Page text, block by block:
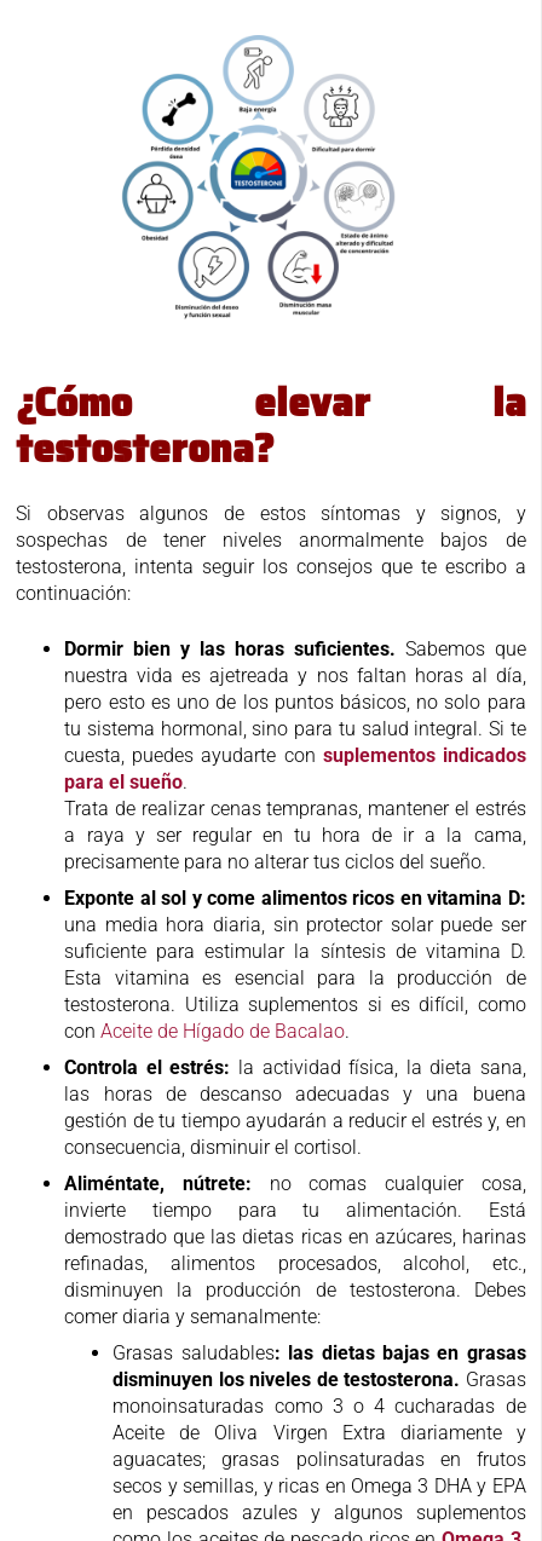
¿Cómo elevar la
testosterona?
Si observas algunos de estos síntomas y signos, y
sospechas de tener niveles anormalmente bajos de
testosterona, intenta seguir los consejos que te escribo a
continuación:
Dormir bien y las horas suficientes. Sabemos que
nuestra vida es ajetreada y nos faltan horas al día,
pero esto es uno de los puntos básicos, no solo para
tu sistema hormonal, sino para tu salud integral. Si te
cuesta, puedes ayudarte con suplementos indicados
para el sueño.
Trata de realizar cenas tempranas, mantener el estrés
a raya y ser regular en tu hora de ir a la cama,
precisamente para no alterar tus ciclos del sueño.
Exponte al sol y come alimentos ricos en vitamina D:
una media hora diaria, sin protector solar puede ser
suficiente para estimular la síntesis de vitamina D.
Esta vitamina es esencial para la producción de
testosterona. Utiliza suplementos si es difícil, como
conAceite de Hígado de Bacalao.
Controla el estrés: la actividad física, la dieta sana,
las horas de descanso adecuadas y una buena
gestión de tu tiempo ayudarán a reducir el estrés y, en
consecuencia, disminuir el cortisol.
Aliméntate, nútrete: no comas cualquier cosa,
invierte tiempo para tu alimentación. Está
demostrado que las dietas ricas en azúcares, harinas
refinadas, alimentos procesados, alcohol, etc.,
disminuyen la producción de testosterona. Debes
comer diaria y semanalmente:
Grasas saludables: las dietas bajas en grasas
disminuyen los niveles de testosterona. Grasas
monoinsaturadas como 3 o 4 cucharadas de
Aceite de Oliva Virgen Extra diariamente y
aguacates; grasas polinsaturadas en frutos
secos y semillas, y ricas en Omega 3 DHA y EPA
en pescados azules y algunos suplementos